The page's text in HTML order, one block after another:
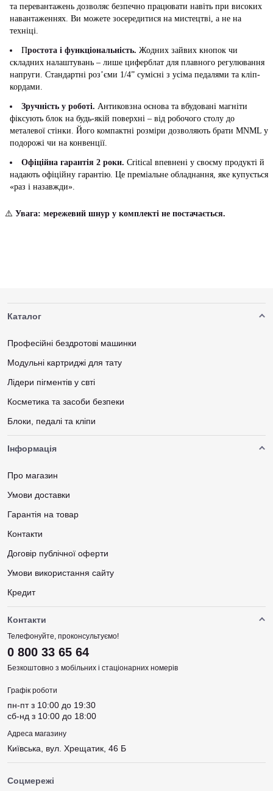
та перевантажень дозволяє безпечно працювати навіть при високих
навантаженнях. Ви можете зосередитися на мистецтві, а не на
техніці.
Простота і функціональність. Жодних зайвих кнопок чи
складних налаштувань – лише циферблат для плавного регулювання
напруги. Стандартні роз’єми 1/4” сумісні з усіма педалями та кліп-
кордами.
Зручність у роботі. Антиковзна основа та вбудовані магніти
фіксують блок на будь-якій поверхні – від робочого столу до
металевої стінки. Його компактні розміри дозволяють брати MNML у
подорожі чи на конвенції.
Офіційна гарантія 2 роки. Critical впевнені у своєму продукті й
надають офіційну гарантію. Це преміальне обладнання, яке купується
«раз і назавжди».
⚠️ Увага: мережевий шнур у комплекті не постачається.
Каталог
Професійні бездротові машинки
Модульні картриджі для тату
Лідери пігментів у свті
Косметика та засоби безпеки
Блоки, педалі та кліпи
Інформація
Про магазин
Умови доставки
Гарантія на товар
Контакти
Договір публічної оферти
Умови використання сайту
Кредит
Контакти
Телефонуйте, проконсультуємо!
0 800 33 65 64
Безкоштовно з мобільних і стаціонарних номерів
Графік роботи
пн-пт з 10:00 до 19:30
сб-нд з 10:00 до 18:00
Адреса магазину
Київська, вул. Хрещатик, 46 Б
Соцмережі